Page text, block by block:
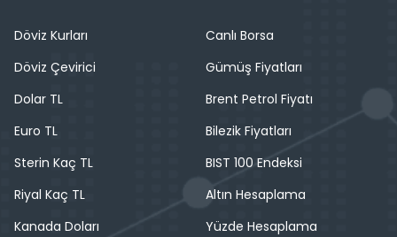
Döviz Kurları
Döviz Çevirici
Dolar TL
Euro TL
Sterin Kaç TL
Riyal Kaç TL
Kanada Doları
Canlı Borsa
Gümüş Fiyatları
Brent Petrol Fiyatı
Bilezik Fiyatları
BIST 100 Endeksi
Altın Hesaplama
Yüzde Hesaplama